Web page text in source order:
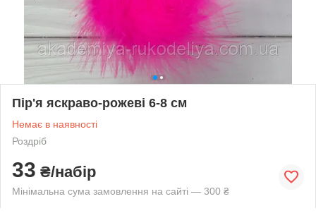
Пір'я яскраво-рожеві 6-8 см
Немає в наявності
Роздріб
33 ₴/набір
Мінімальна сума замовлення на сайті — 300 ₴